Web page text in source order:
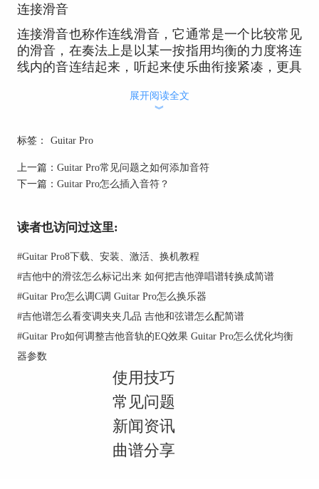
连接滑音
连接滑音也称作连线滑音，它通常是一个比较常见
的滑音，在奏法上是以某一按指用均衡的力度将连
线内的音连结起来，听起来使乐曲衔接紧凑，更具
转滑音是效果较突出的装饰性滑音。它的符号
为"w"，一般记在音符的上面。
转滑音是在本音下方的二度音程内回转，所以有人
把这种滑音具体的称作"下回转滑音"。另外还有一
号为"￣"，在奏法上除"回转"的方向与下回转滑音
同。
滑音符号
展开阅读全文
︾
标签： Guitar Pro
上一篇： Guitar Pro常见问题之如何添加音符
下一篇： Guitar Pro怎么插入音符？
读者也访问过这里:
#Guitar Pro8下载、安装、激活、换机教程
#吉他中的滑弦怎么标记出来 如何把吉他弹唱谱转换成简谱
#Guitar Pro怎么调C调 Guitar Pro怎么换乐器
#吉他谱怎么看变调夹夹几品 吉他和弦谱怎么配简谱
#Guitar Pro如何调整吉他音轨的EQ效果 Guitar Pro怎么优化均衡
器参数
使用技巧
常见问题
新闻资讯
曲谱分享